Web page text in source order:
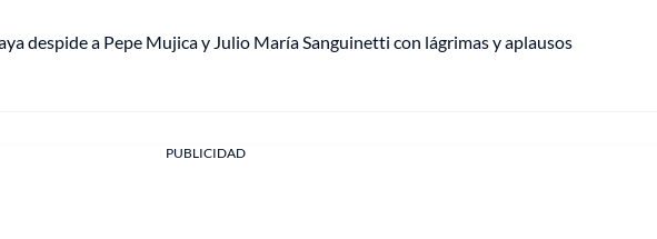
despide a Pepe Mujica y Julio María Sanguinetti con lágrimas y aplausos
PUBLICIDAD